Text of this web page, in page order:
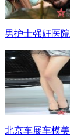
男护士强奸医
北京车展车模